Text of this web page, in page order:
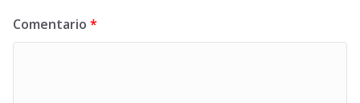
Comentario *